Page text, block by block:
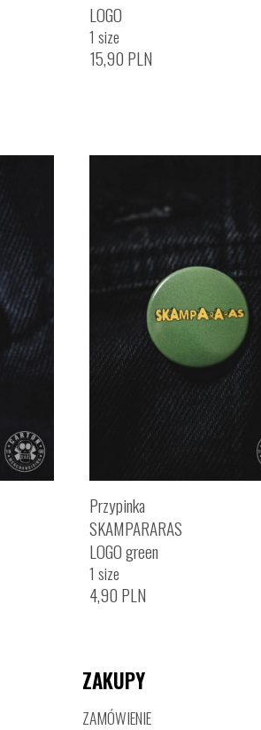
LOGO
1 size
15,90 PLN
Przypinka
SKAMPARARAS
LOGO green
1 size
4,90 PLN
ZAKUPY
ZAMÓWIENIE